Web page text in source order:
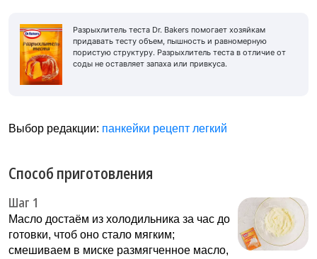
Разрыхлитель теста Dr. Bakers помогает хозяйкам
придавать тесту объем, пышность и равномерную
пористую структуру. Разрыхлитель теста в отличие от
соды не оставляет запаха или привкуса.
Выбор редакции: панкейки рецепт легкий
Способ приготовления
Шаг 1
Масло достаём из холодильника за час до
готовки, чтоб оно стало мягким;
смешиваем в миске размягченное масло,